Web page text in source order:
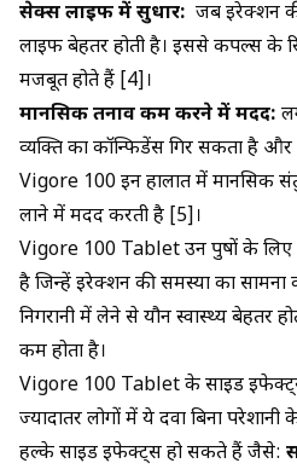
सेक्स लाइफ में सुधार: जब इरेक्शन
लाइफ बेहतर होती है। इससे कपल्स के
मजबूत होते हैं [4]।
मानसिक तनाव कम करने में मदद:
व्यक्ति का कॉन्फिडेंस गिर सकता है और
Vigore 100 इन हालात में मानसिक
लाने में मदद करती है [5]।
Vigore 100 Tablet उन पुरुषों के लिए
है जिन्हें इरेक्शन की समस्या का सामना
निगरानी में लेने से यौन स्वास्थ्य बेहतर
कम होता है।
Vigore 100 Tablet के साइड
ज्यादातर लोगों में ये दवा बिना
हल्के साइड इफेक्ट्स हो सकते हैं जैसे: